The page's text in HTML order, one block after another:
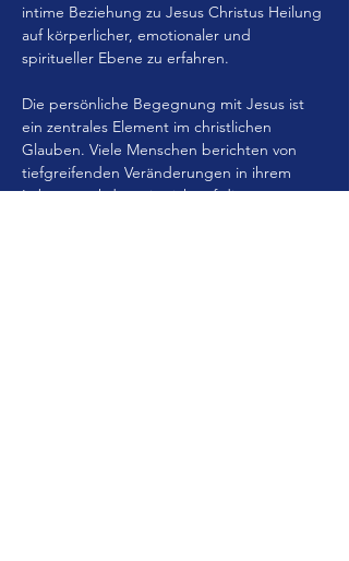
intime Beziehung zu Jesus Christus Heilung
auf körperlicher, emotionaler und
spiritueller Ebene zu erfahren.
Die persönliche Begegnung mit Jesus ist
ein zentrales Element im christlichen
Glauben. Viele Menschen berichten von
tiefgreifenden Veränderungen in ihrem
Leben, nachdem sie sich auf diese